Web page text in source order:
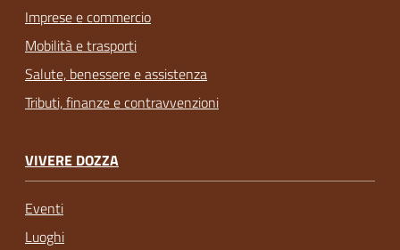
Imprese e commercio
Mobilità e trasporti
Salute, benessere e assistenza
Tributi, finanze e contravvenzioni
VIVERE DOZZA
Eventi
Luoghi